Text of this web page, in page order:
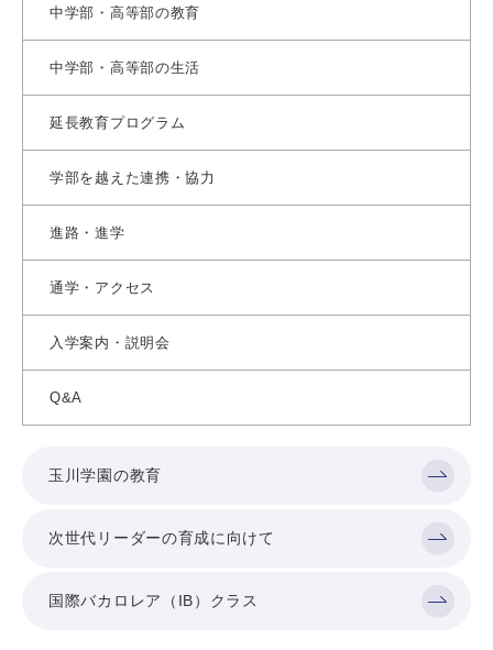
中学部・高等部の教育
中学部・高等部の生活
延長教育プログラム
学部を越えた連携・協力
進路・進学
通学・アクセス
入学案内・説明会
Q&A
玉川学園の教育
次世代リーダーの育成に向けて
国際バカロレア（IB）クラス